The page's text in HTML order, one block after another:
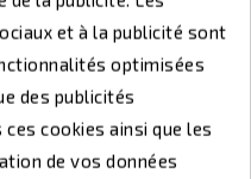
une épreuve
par e-mail à titre de
rigide collée par nos
et à la publicité sont
optimisées
des publicités
cookies ainsi que les
de vos données